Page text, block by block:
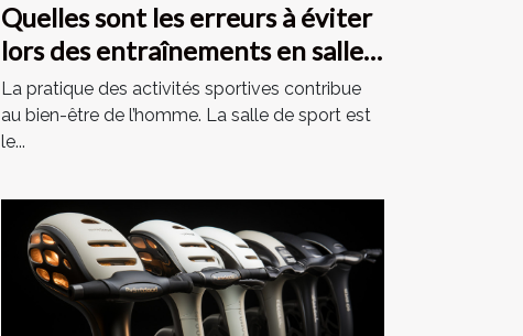
Quelles sont les erreurs à éviter
lors des entraînements en salle
de sport ?
La pratique des activités sportives contribue
au bien-être de l’homme. La salle de sport est
le...